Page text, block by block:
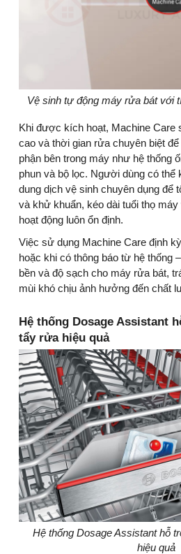
Vệ sinh tự động máy rửa bát với
Khi được kích hoạt, Machine Care
cao và thời gian rửa chuyên biệt
phận bên trong máy như hệ thống
phun và bộ lọc. Người dùng có
dung dịch vệ sinh chuyên dụng để
và khử khuẩn, kéo dài tuổi thọ
hoạt động luôn ổn định.
Việc sử dụng Machine Care định
hoặc khi có thông báo từ hệ thống
bền và độ sạch cho máy rửa bát,
mùi khó chịu ảnh hưởng đến chất
Hệ thống Dosage Assistant
tẩy rửa hiệu quả
Hệ thống Dosage Assistant hỗ
hiệu quả